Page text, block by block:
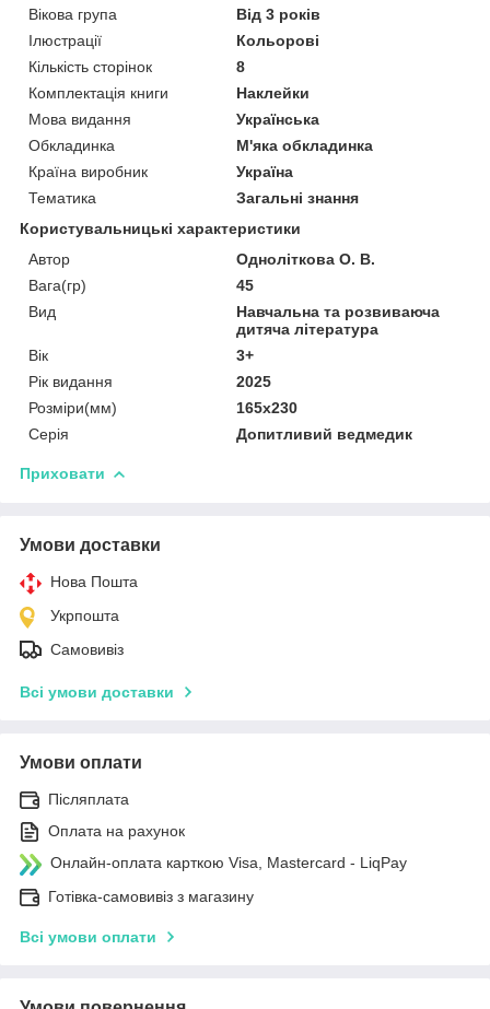
Вікова група
Від 3 років
Ілюстрації
Кольорові
Кількість сторінок
8
Комплектація книги
Наклейки
Мова видання
Українська
Обкладинка
М'яка обкладинка
Країна виробник
Україна
Тематика
Загальні знання
Користувальницькі характеристики
Автор
Одноліткова О. В.
Вага(гр)
45
Вид
Навчальна та розвиваюча
дитяча література
Вік
3+
Рік видання
2025
Розміри(мм)
165х230
Серія
Допитливий ведмедик
Приховати
Умови доставки
Нова Пошта
Укрпошта
Самовивіз
Всі умови доставки
Умови оплати
Післяплата
Оплата на рахунок
Онлайн-оплата карткою Visa, Mastercard - LiqPay
Готівка-самовивіз з магазину
Всі умови оплати